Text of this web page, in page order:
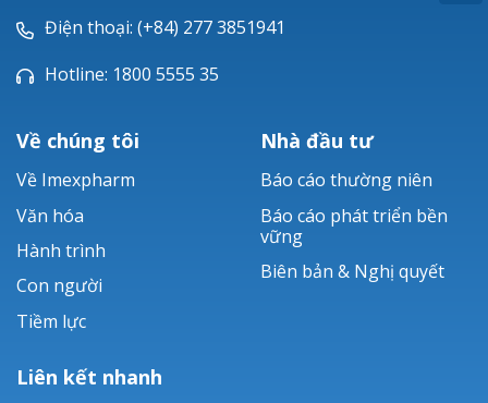
Zobacta®
Bacsulfo®
Điện thoại: (+84) 277 3851941
Hotline: 1800 5555 35
Về chúng tôi
Về Imexpharm
Văn hóa
Hành trình
Con người
Tiềm lực
Nhà đầu tư
Báo cáo thường niên
Báo cáo phát triển bền
vững
Biên bản & Nghị quyết
Liên kết nhanh